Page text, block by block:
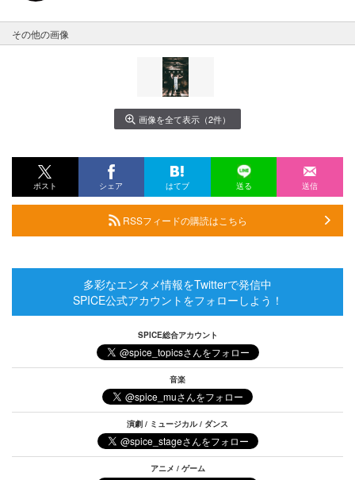
その他の画像
画像を全て表示（2件）
ポスト シェア はてブ 送る 送信
RSSフィードの購読はこちら
多彩なエンタメ情報をTwitterで発信中
SPICE公式アカウントをフォローしよう！
SPICE総合アカウント
音楽
演劇 / ミュージカル / ダンス
アニメ / ゲーム